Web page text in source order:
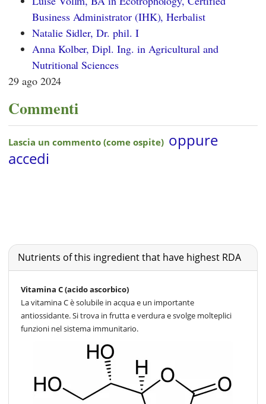
Business Administrator (IHK), Herbalist
Natalie Sidler, Dr. phil. I
Anna Kolber, Dipl. Ing. in Agricultural and
Nutritional Sciences
29 ago 2024
Commenti
Nutrients of this ingredient that have highest RDA
Vitamina C (acido ascorbico)
La vitamina C è solubile in acqua e un importante
antiossidante. Si trova in frutta e verdura e svolge molteplici
funzioni nel sistema immunitario.